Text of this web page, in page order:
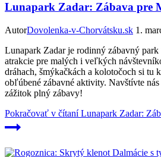
Lunapark Zadar: Zábava pre
AutorDovolenka-v-Chorvátsku.sk 1.
Lunapark Zadar je rodinný zábavný
atrakcie pre malých i veľkých
dráhach, šmýkačkách a kolotočoch si tu
obľúbené zábavné aktivity. Navštívte
zážitok plný zábavy!
Pokračovať v čítaníLunapark Zadar: